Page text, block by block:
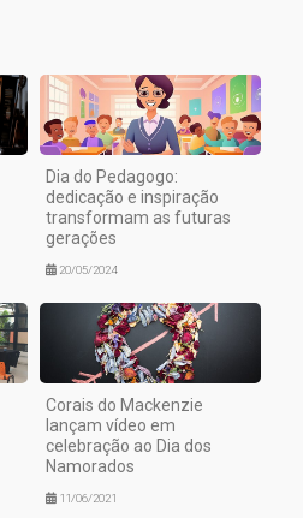
Dia do Pedagogo:
dedicação e inspiração
transformam as futuras
gerações
20/05/2024
Corais do Mackenzie
lançam vídeo em
celebração ao Dia dos
Namorados
11/06/2021